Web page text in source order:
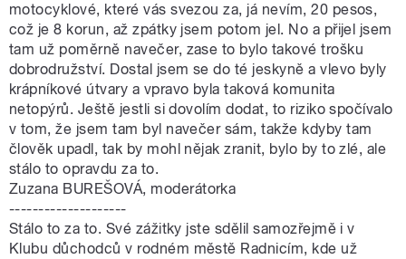
motocyklové, které vás svezou za, já nevím, 20 pesos,
což je 8 korun, až zpátky jsem potom jel. No a přijel jsem
tam už poměrně navečer, zase to bylo takové trošku
dobrodružství. Dostal jsem se do té jeskyně a vlevo byly
krápníkové útvary a vpravo byla taková komunita
netopýrů. Ještě jestli si dovolím dodat, to riziko spočívalo
v tom, že jsem tam byl navečer sám, takže kdyby tam
člověk upadl, tak by mohl nějak zranit, bylo by to zlé, ale
stálo to opravdu za to.
Zuzana BUREŠOVÁ, moderátorka
--------------------
Stálo to za to. Své zážitky jste sdělil samozřejmě i v
Klubu důchodců v rodném městě Radnicím, kde už